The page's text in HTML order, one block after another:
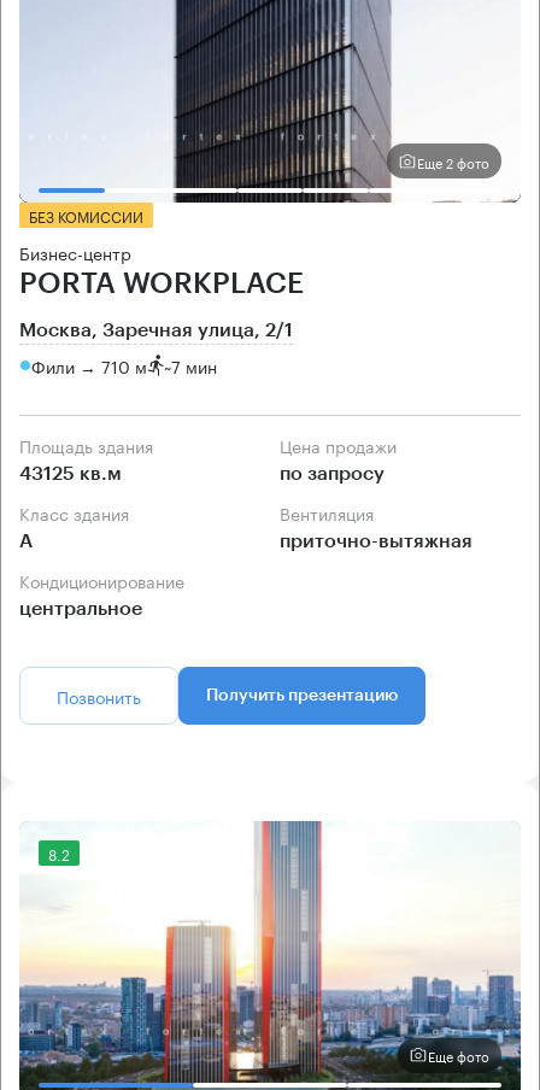
Еще 2 фото
БЕЗ КОМИССИИ
Бизнес-центр
PORTA WORKPLACE
Москва, Заречная улица, 2/1
Фили → 710 м ~7 мин
Площадь здания
43125 кв.м
Цена продажи
по запросу
Класс здания
А
Вентиляция
приточно-вытяжная
Кондиционирование
центральное
Позвонить Получить презентацию
8.2
Еще фото